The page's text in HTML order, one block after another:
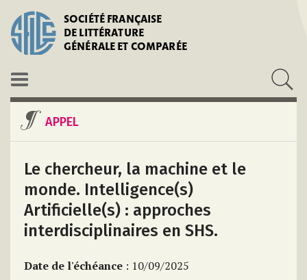
SOCIÉTÉ FRANÇAISE
DE LITTÉRATURE
GÉNÉRALE ET COMPARÉE
APPEL
Le chercheur, la machine et le
monde. Intelligence(s)
Artificielle(s) : approches
interdisciplinaires en SHS.
Date de l'échéance : 10/09/2025